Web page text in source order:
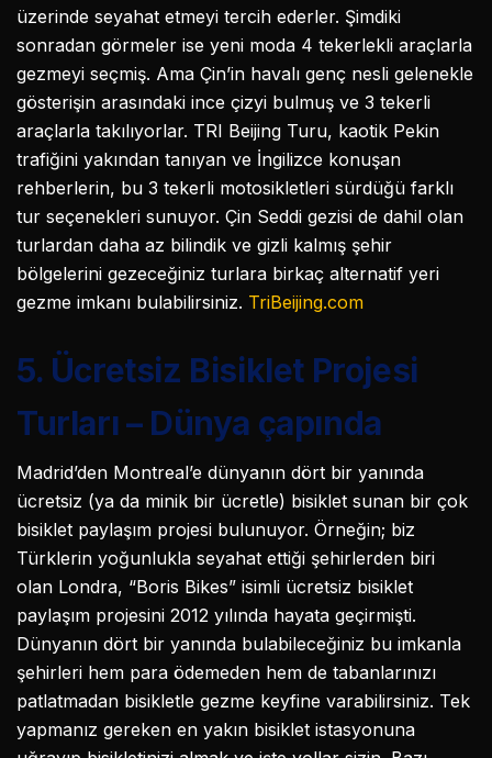
üzerinde seyahat etmeyi tercih ederler. Şimdiki
sonradan görmeler ise yeni moda 4 tekerlekli araçlarla
gezmeyi seçmiş. Ama Çin’in havalı genç nesli gelenekle
gösterişin arasındaki ince çizyi bulmuş ve 3 tekerli
araçlarla takılıyorlar. TRI Beijing Turu, kaotik Pekin
trafiğini yakından tanıyan ve İngilizce konuşan
rehberlerin, bu 3 tekerli motosikletleri sürdüğü farklı
tur seçenekleri sunuyor. Çin Seddi gezisi de dahil olan
turlardan daha az bilindik ve gizli kalmış şehir
bölgelerini gezeceğiniz turlara birkaç alternatif yeri
gezme imkanı bulabilirsiniz. TriBeijing.com
5. Ücretsiz Bisiklet Projesi
Turları – Dünya çapında
Madrid’den Montreal’e dünyanın dört bir yanında
ücretsiz (ya da minik bir ücretle) bisiklet sunan bir çok
bisiklet paylaşım projesi bulunuyor. Örneğin; biz
Türklerin yoğunlukla seyahat ettiği şehirlerden biri
olan Londra, “Boris Bikes” isimli ücretsiz bisiklet
paylaşım projesini 2012 yılında hayata geçirmişti.
Dünyanın dört bir yanında bulabileceğiniz bu imkanla
şehirleri hem para ödemeden hem de tabanlarınızı
patlatmadan bisikletle gezme keyfine varabilirsiniz. Tek
yapmanız gereken en yakın bisiklet istasyonuna